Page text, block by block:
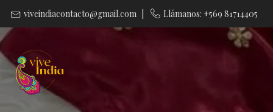
viveindiacontacto@gmail.com Llámanos: +569 81714405